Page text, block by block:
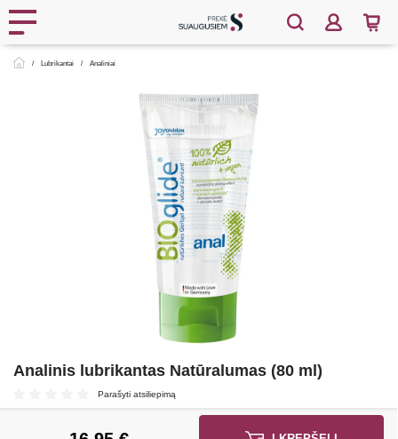
Lubrikantai Analiniai
Analinis lubrikantas Natūralumas (80 ml)
Parašyti atsiliepimą